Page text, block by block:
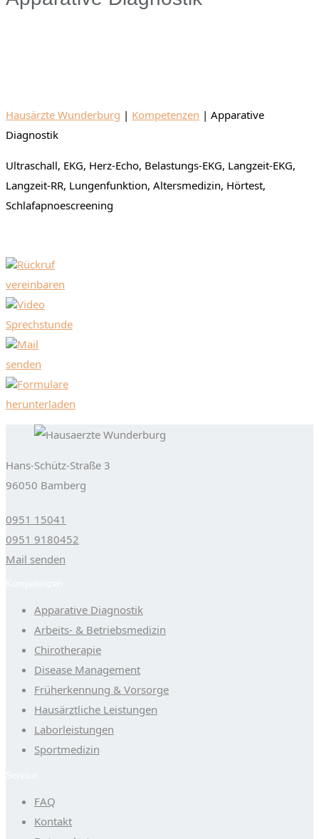
Hausärzte Wunderburg | Kompetenzen | Apparative
Diagnostik
Ultraschall, EKG, Herz-Echo, Belastungs-EKG, Langzeit-EKG,
Langzeit-RR, Lungenfunktion, Altersmedizin, Hörtest,
Schlafapnoescreening
Rückruf
vereinbaren
Video
Sprechstunde
Mail
senden
Formulare
herunterladen
Hans-Schütz-Straße 3
96050 Bamberg
0951 15041
0951 9180452
Mail senden
Apparative Diagnostik
Arbeits- & Betriebsmedizin
Chirotherapie
Disease Management
Früherkennung & Vorsorge
Hausärztliche Leistungen
Laborleistungen
Sportmedizin
FAQ
Kontakt